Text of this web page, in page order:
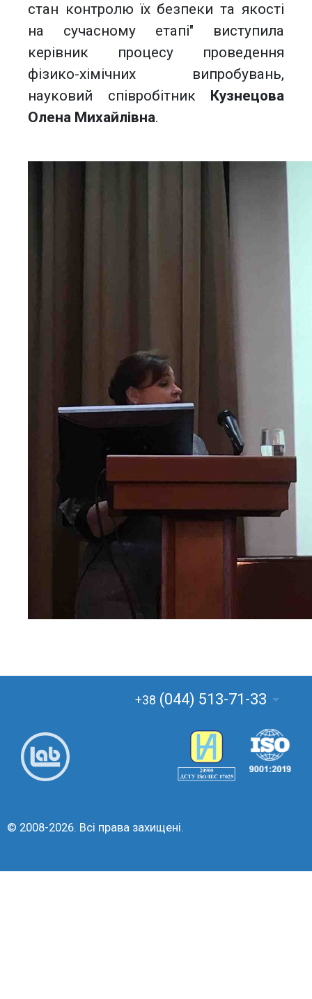
стан контролю їх безпеки та якості
на сучасному етапі" виступила
керівник процесу проведення
фізико-хімічних випробувань,
науковий співробітник Кузнецова
Олена Михайлівна.
+38 (044) 513-71-33
© 2008-2026. Всі права захищені.